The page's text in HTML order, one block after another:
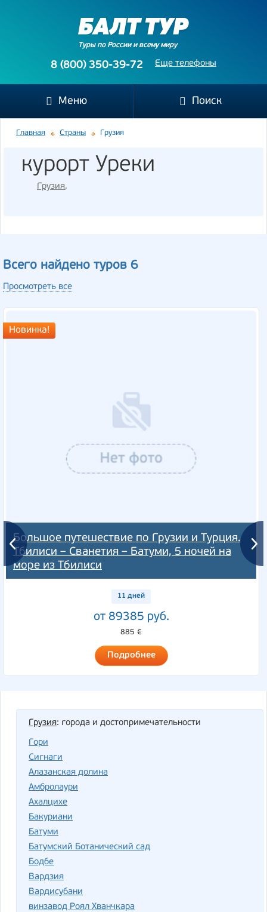
Туры по России и всему миру
Еще телефоны
8 (800) 350-39-72
Меню Поиск
Главная Страны Грузия
курорт Уреки
Грузия,
Всего найдено туров 6
Просмотреть все
Большое путешествие по Грузии и Турция.
Тбилиси – Сванетия – Батуми, 5 ночей на
море из Тбилиси
Новинка!
11 дней
от 89385 руб.
885 €
Подробнее
Грузия: города и достопримечательности
Гори
Cигнаги
Алазанская долина
Амбролаури
Ахалцихе
Бакуриани
Батуми
Батумский Ботанический сад
Бодбе
Вардзия
Вардисубани
винзавод Роял Хванчкара